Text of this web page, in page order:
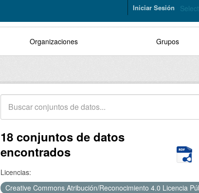
Iniciar Sesión
Organizaciones Grupos
18 conjuntos de datos
encontrados
Licencias:
Creative Commons Atribución/Reconocimiento 4.0 Licencia